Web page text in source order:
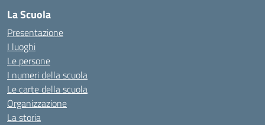
La Scuola
Presentazione
I luoghi
Le persone
I numeri della scuola
Le carte della scuola
Organizzazione
La storia